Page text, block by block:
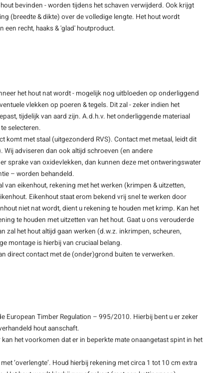
bevinden - worden tijdens het schaven verwijderd. Ook krijgt
(breedte & dikte) over de volledige lengte. Het hout wordt
een recht, haaks & 'glad' houtproduct.
het hout nat wordt - mogelijk nog uitbloeden op onderliggend
vlekken op poeren & tegels. Dit zal - zeker indien het
tijdelijk van aard zijn. A.d.h.v. het onderliggende materiaal
selecteren.
komt met staal (uitgezonderd RVS). Contact met metaal, leidt dit
adviseren dan ook altijd schroeven (en andere
sprake van oxidevlekken, dan kunnen deze met ontweringswater
– worden behandeld.
van eikenhout, rekening met het werken (krimpen & uitzetten,
Eikenhout staat erom bekend vrij snel te werken door
niet nat wordt, dient u rekening te houden met krimp. Kan het
te houden met uitzetten van het hout. Gaat u ons verouderde
zal het hout altijd gaan werken (d.w.z. inkrimpen, scheuren,
montage is hierbij van cruciaal belang.
direct contact met de (onder)grond buiten te verwerken.
European Timber Regulation – 995/2010. Hierbij bent u er zeker
hout aanschaft.
het voorkomen dat er in beperkte mate onaangetast spint in het
‘overlengte’. Houd hierbij rekening met circa 1 tot 10 cm extra